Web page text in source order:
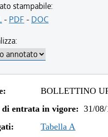
stampabile:
- PDF - DOC
BOLLETTINO
di entrata in vigore: 31/
Tabella A